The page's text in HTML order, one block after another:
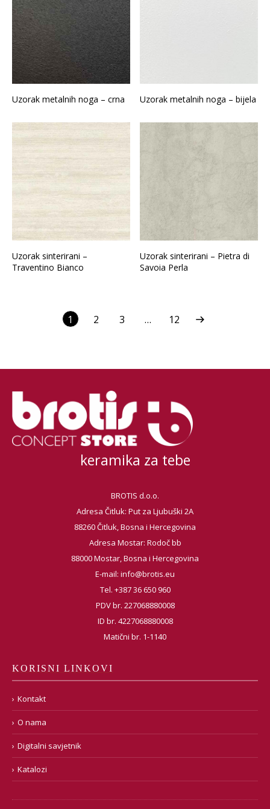
Uzorak metalnih noga – crna Uzorak metalnih noga – bijela
Uzorak sinterirani –
Traventino Bianco
Uzorak sinterirani – Pietra di
Savoia Perla
1 2 3 … 12
keramika za tebe
BROTIS d.o.o.
Adresa Čitluk: Put za Ljubuški 2A
88260 Čitluk, Bosna i Hercegovina
Adresa Mostar: Rodoč bb
88000 Mostar, Bosna i Hercegovina
E-mail: info@brotis.eu
Tel. +387 36 650 960
PDV br. 227068880008
ID br. 4227068880008
Matični br. 1-1140
KORISNI LINKOVI
Kontakt
O nama
Digitalni savjetnik
Katalozi